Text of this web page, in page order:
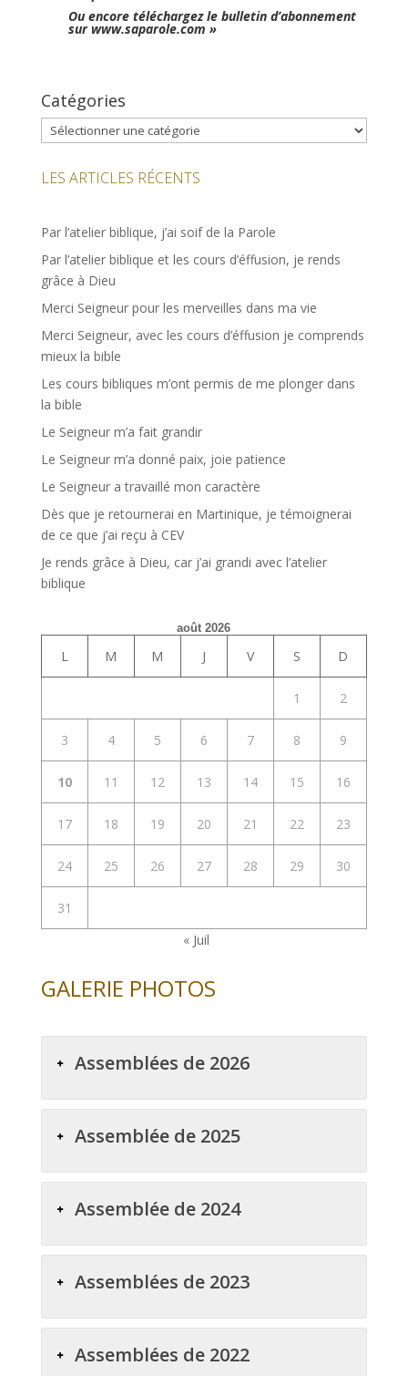
Ou encore téléchargez le bulletin d’abonnement
sur www.saparole.com »
Catégories
Catégories
LES ARTICLES RÉCENTS
Par l’atelier biblique, j’ai soif de la Parole
Par l’atelier biblique et les cours d’éffusion, je rends
grâce à Dieu
Merci Seigneur pour les merveilles dans ma vie
Merci Seigneur, avec les cours d’éffusion je comprends
mieux la bible
Les cours bibliques m’ont permis de me plonger dans
la bible
Le Seigneur m’a fait grandir
Le Seigneur m’a donné paix, joie patience
Le Seigneur a travaillé mon caractère
Dès que je retournerai en Martinique, je témoignerai
de ce que j’ai reçu à CEV
Je rends grâce à Dieu, car j’ai grandi avec l’atelier
biblique
août 2026
L M M J V S D
1 2
3 4 5 6 7 8 9
10 11 12 13 14 15 16
17 18 19 20 21 22 23
24 25 26 27 28 29 30
31
« Juil
GALERIE PHOTOS
Assemblées de 2026
Assemblée de 2025
Assemblée de 2024
Assemblées de 2023
Assemblées de 2022